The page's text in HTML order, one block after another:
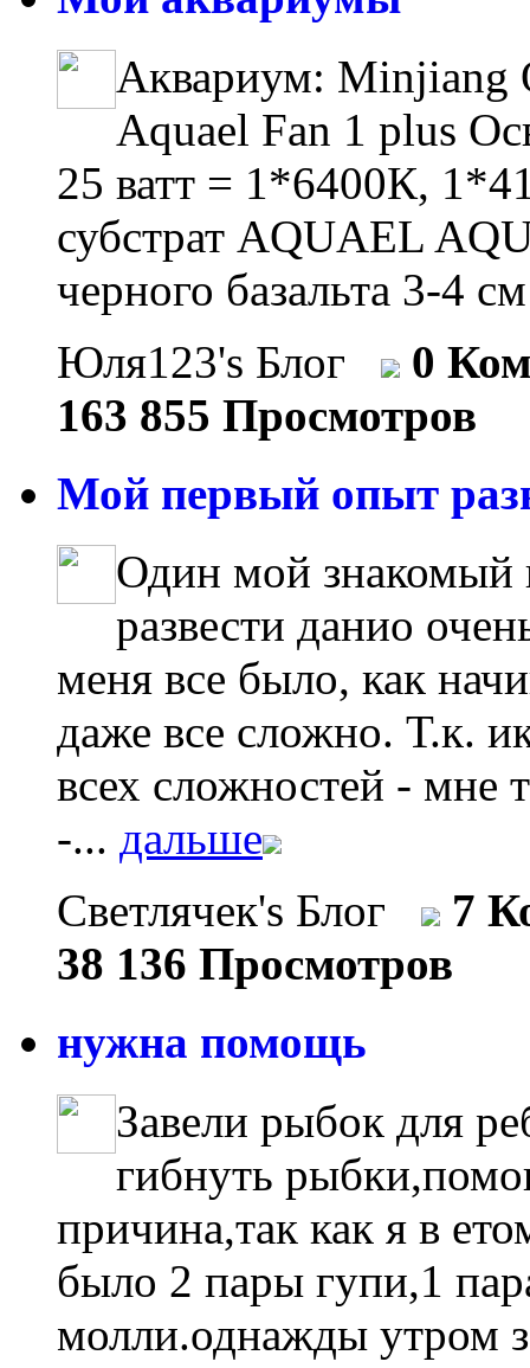
Аквариум: Minjiang
Aquael Fan 1 plus
25 ватт = 1*6400К,
субстрат AQUAEL
черного базальта 3-4
Юля123's Блог
0
163 855 Просмотров
Мой первый опыт
Один мой знакомый
развести данио
меня все было, как
даже все сложно. Т.к.
всех сложностей - мне
-... дальше
Светлячек's Блог
7
38 136 Просмотров
нужна помощь
Завели рыбок для
гибнуть
причина,так как я в
было 2 пары гупи,1
молли.однажды утром